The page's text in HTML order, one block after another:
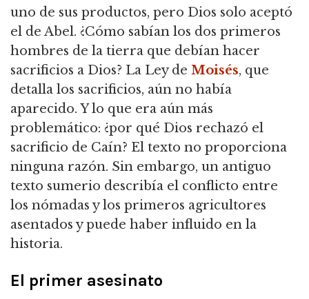
uno de sus productos, pero Dios solo aceptó
el de Abel. ¿Cómo sabían los dos primeros
hombres de la tierra que debían hacer
sacrificios a Dios? La Ley de Moisés, que
detalla los sacrificios, aún no había
aparecido. Y lo que era aún más
problemático: ¿por qué Dios rechazó el
sacrificio de Caín? El texto no proporciona
ninguna razón. Sin embargo, un antiguo
texto sumerio describía el conflicto entre
los nómadas y los primeros agricultores
asentados y puede haber influido en la
historia.
El primer asesinato